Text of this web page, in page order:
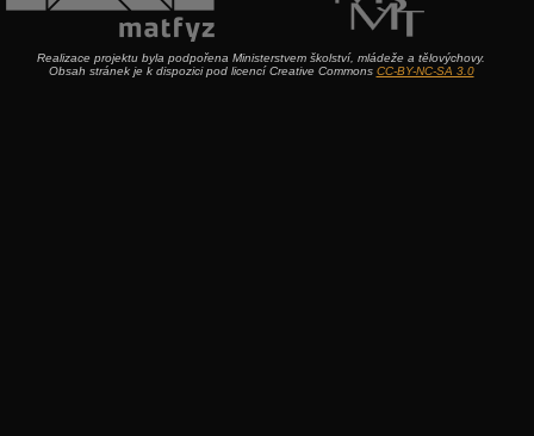
Realizace projektu byla podpořena Ministerstvem školství, mládeže a tělovýchovy.
Obsah stránek je k dispozici pod licencí Creative Commons CC-BY-NC-SA 3.0